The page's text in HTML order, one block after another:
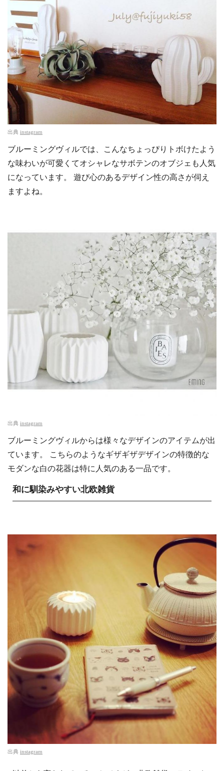
出典 instagram
ブルーミングヴィルでは、こんなちょっぴりトボけたよう
な味わいが可愛くてオシャレなサボテンのオブジェも人気
になっています。 遊び心のあるデザイン性の高さが伺え
ますよね。
出典 instagram
ブルーミングヴィルからは様々なデザインのアイテムが出
ています。 こちらのようなギザギザデザインの特徴的な
モダンな白の花器は特に人気のある一品です。
和に馴染みやすい北欧雑貨
出典 instagram